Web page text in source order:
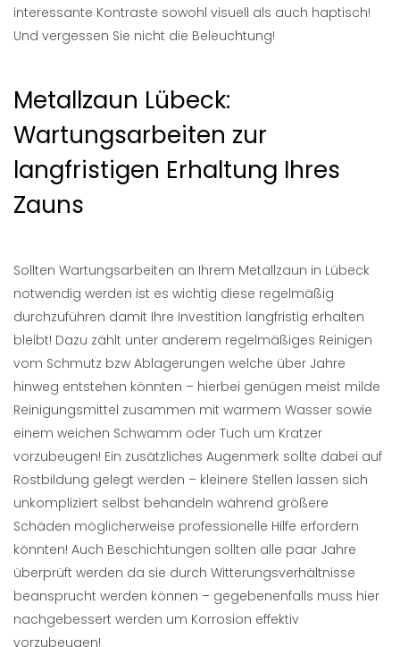
interessante Kontraste sowohl visuell als auch haptisch!
Und vergessen Sie nicht die Beleuchtung!
Metallzaun Lübeck:
Wartungsarbeiten zur
langfristigen Erhaltung Ihres
Zauns
Sollten Wartungsarbeiten an Ihrem Metallzaun in Lübeck
notwendig werden ist es wichtig diese regelmäßig
durchzuführen damit Ihre Investition langfristig erhalten
bleibt! Dazu zählt unter anderem regelmäßiges Reinigen
vom Schmutz bzw Ablagerungen welche über Jahre
hinweg entstehen könnten – hierbei genügen meist milde
Reinigungsmittel zusammen mit warmem Wasser sowie
einem weichen Schwamm oder Tuch um Kratzer
vorzubeugen! Ein zusätzliches Augenmerk sollte dabei auf
Rostbildung gelegt werden – kleinere Stellen lassen sich
unkompliziert selbst behandeln während größere
Schäden möglicherweise professionelle Hilfe erfordern
könnten! Auch Beschichtungen sollten alle paar Jahre
überprüft werden da sie durch Witterungsverhältnisse
beansprucht werden können – gegebenenfalls muss hier
nachgebessert werden um Korrosion effektiv
vorzubeugen!